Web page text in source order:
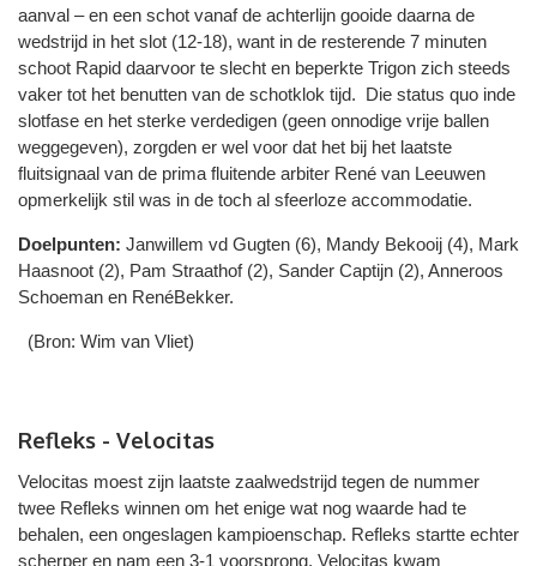
aanval – en een schot vanaf de achterlijn gooide daarna de
wedstrijd in het slot (12-18), want in de resterende 7 minuten
schoot Rapid daarvoor te slecht en beperkte Trigon zich steeds
vaker tot het benutten van de schotklok tijd. Die status quo inde
slotfase en het sterke verdedigen (geen onnodige vrije ballen
weggegeven), zorgden er wel voor dat het bij het laatste
fluitsignaal van de prima fluitende arbiter René van Leeuwen
opmerkelijk stil was in de toch al sfeerloze accommodatie.
Doelpunten: Janwillem vd Gugten (6), Mandy Bekooij (4), Mark
Haasnoot (2), Pam Straathof (2), Sander Captijn (2), Anneroos
Schoeman en RenéBekker.
(Bron: Wim van Vliet)
Refleks - Velocitas
Velocitas moest zijn laatste zaalwedstrijd tegen de nummer
twee Refleks winnen om het enige wat nog waarde had te
behalen, een ongeslagen kampioenschap. Refleks startte echter
scherper en nam een 3-1 voorsprong. Velocitas kwam